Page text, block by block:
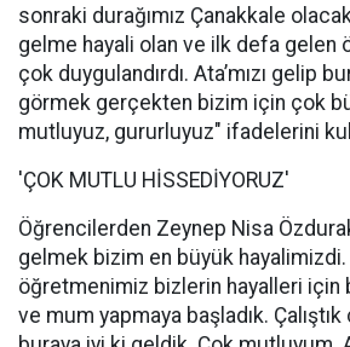
sonraki durağımız Çanakkale
gelme hayali olan ve ilk defa gelen
çok duygulandırdı. Ata’mızı gelip
görmek gerçekten bizim için çok
mutluyuz, gururluyuz" ifadelerini
'ÇOK MUTLU HİSSEDİYORUZ'
Öğrencilerden Zeynep Nisa
gelmek bizim en büyük hayalimizdi.
öğretmenimiz bizlerin hayalleri için
ve mum yapmaya başladık.